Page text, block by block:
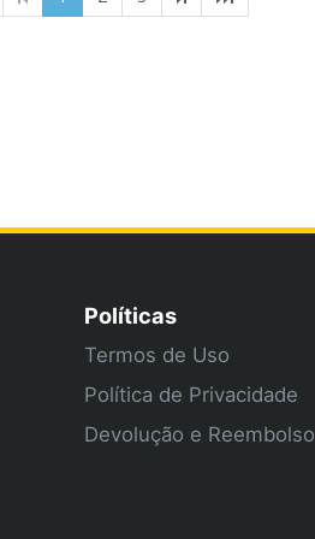
Políticas
Termos de Uso
Política de Privacidade
Devolução e Reembolso